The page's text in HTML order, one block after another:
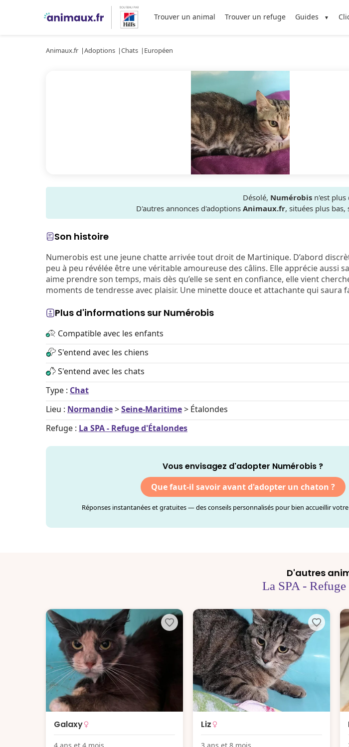
Trouver un animal Trouver un refuge Guides
Animaux.fr Adoptions Chats Européen
Désolé, Numérobisn'est plus
D'autres annonces d'adoptions Animaux.fr, situées plus
Son histoire
Numerobis est une jeune chatte arrivée tout droit de Martinique. D’abord
peu à peu révélée être une véritable amoureuse des câlins. Elle apprécie aussi
aime prendre son temps, mais dès qu’elle se sent en confiance, elle vient
moments de tendresse avec plaisir. Une minette douce et attachante qui saura
Plus d'informations sur Numérobis
Compatible avec les enfants
S'entend avec les chiens
S'entend avec les chats
Type : Chat
Lieu : Normandie>Seine-Maritime> Étalondes
Refuge : La SPA - Refuge d'Étalondes
Vous envisagez d'adopter Numérobis ?
Que faut-il savoir avant d'adopter un chaton ?
Réponses instantanées et gratuites — des conseils personnalisés pour bien accueillir
D'autres
La SPA -
Galaxy Liz